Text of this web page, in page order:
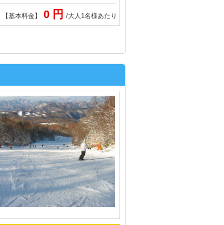
【基本料金】 0 円 /大人1名様あたり